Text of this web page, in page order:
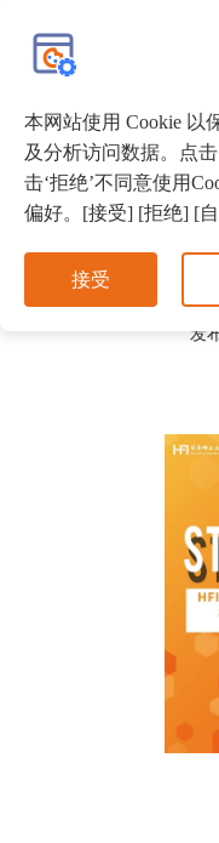
首页 活动预告
发
本网站使用 Cookie 以
及分析访问数据。点
击‘拒绝’不同意使用
偏好。[接受] [拒绝] [
接受